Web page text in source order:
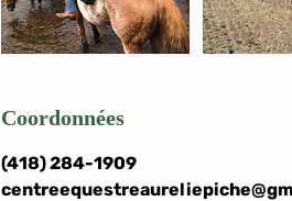
Coordonnées
(418) 284-1909